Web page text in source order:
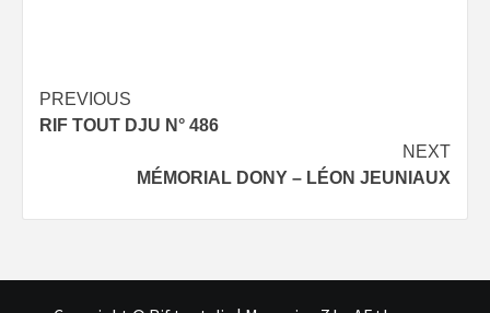
Post
navigation
PREVIOUS
RIF TOUT DJU N° 486
NEXT
MÉMORIAL DONY – LÉON JEUNIAUX